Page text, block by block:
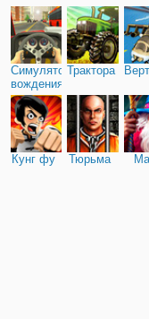
Симулятор
вождения
Трактора
Кунг фу Тюрьма